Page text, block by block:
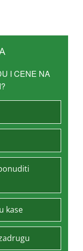
I CENE NA
kase